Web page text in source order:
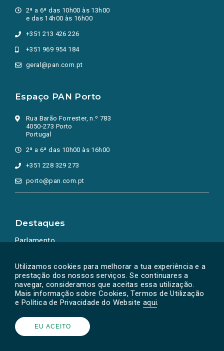
Utilizamos cookies para melhorar a tua experiência e a
prestação dos nossos serviços. Se continuares a
navegar, consideramos que aceitas essa utilização.
Mais informação sobre Cookies, Termos de Utilização
e Política de Privacidade do Website aqui.
EU ACEITO
2ª a 6ª das 10h00 às 13h00
e das 14h00 às 16h00
+351 213 426 226
+351 969 954 184
geral@pan.com.pt
Espaço PAN Porto
Rua Barão Forrester, n.º 783
4050-273 Porto
Portugal
2ª a 6ª das 10h00 às 16h00
+351 228 329 273
porto@pan.com.pt
Destaques
Parlamento
Powered by © PAN 2026